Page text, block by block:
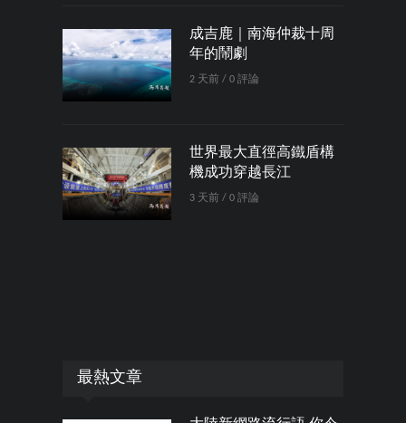
成吉鹿｜南海仲裁十周
年的鬧劇
2 天前 / 0 評論
世界最大直徑高鐵盾構
機成功穿越長江
3 天前 / 0 評論
最熱文章